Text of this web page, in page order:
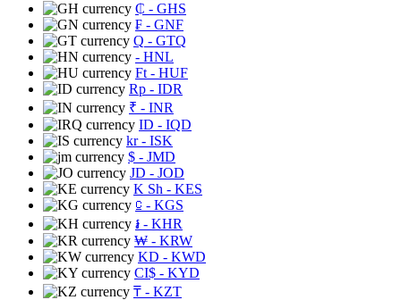
₵ - GHS
₣ - GNF
Q - GTQ
- HNL
Ft - HUF
Rp - IDR
₹ - INR
ID - IQD
kr- ISK
$ - JMD
JD - JOD
K Sh - KES
⃀ - KGS
៛ - KHR
₩ - KRW
KD - KWD
CI$ - KYD
₸ - KZT